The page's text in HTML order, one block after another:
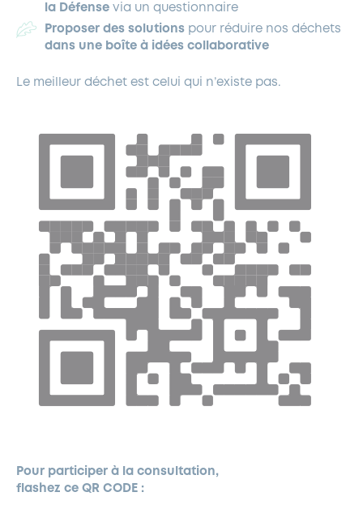
la Défense via un questionnaire
Proposer des solutions pour réduire nos déchets
dans une boîte à idées collaborative
Le meilleur déchet est celui qui n’existe pas.
Pour participer à la consultation,
flashez ce QR CODE :